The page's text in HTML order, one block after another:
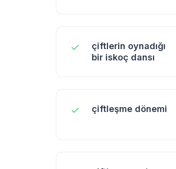
çiftlerin oynadığı
bir iskoç dansı
çiftleşme dönemi